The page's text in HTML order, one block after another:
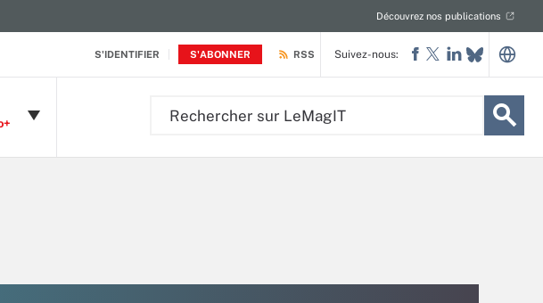
S'IDENTIFIER S'ABONNER
Découvrez nos publications
RSS Suivez-nous: